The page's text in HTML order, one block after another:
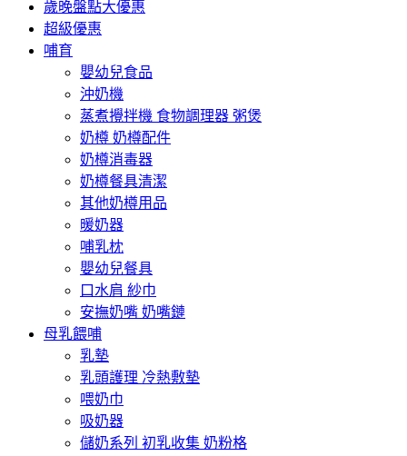
歲晚盤點大優惠
超級優惠
哺育
嬰幼兒食品
沖奶機
蒸煮攪拌機 食物調理器 粥煲
奶樽 奶樽配件
奶樽消毒器
奶樽餐具清潔
其他奶樽用品
暖奶器
哺乳枕
嬰幼兒餐具
口水肩 紗巾
安撫奶嘴 奶嘴鏈
母乳餵哺
乳墊
乳頭護理 冷熱敷墊
喂奶巾
吸奶器
儲奶系列 初乳收集 奶粉格